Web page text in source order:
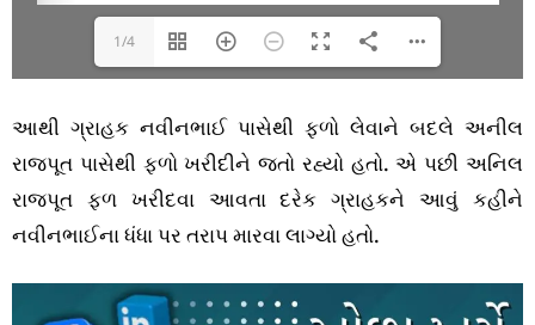
1/4
આથી ગ્રાહક નવીનભાઈ પાસેથી ફળો લેવાને બદલે અનીલ
રાજપૂત પાસેથી ફળો ખરીદીને જતો રહ્યો હતો. એ પછી અનિલ
રાજપૂત ફળ ખરીદવા આવતા દરેક ગ્રાહકને આવું કહીને
નવીનભાઈના ધંધા પર તરાપ મારવા લાગ્યો હતો.